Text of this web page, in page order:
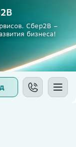
Сбер2В –
бизнеса!